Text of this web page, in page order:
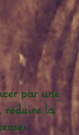
par une
réduire la